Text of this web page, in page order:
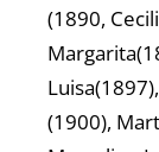
(1890,
(1900),